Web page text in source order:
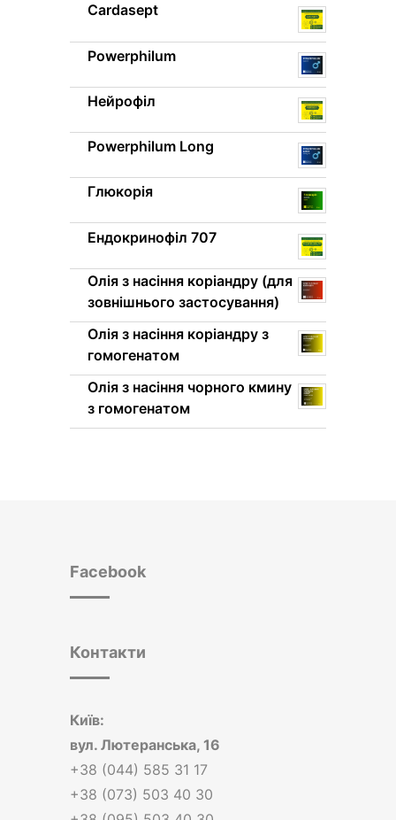
Cardasept
Powerphilum
Нейрофіл
Powerphilum Long
Глюкорія
Ендокринофіл 707
Олія з насіння коріандру (для
зовнішнього застосування)
Олія з насіння коріандру з
гомогенатом
Олія з насіння чорного кмину
з гомогенатом
Facebook
Контакти
Київ:
вул. Лютеранська, 16
+38 (044) 585 31 17
+38 (073) 503 40 30